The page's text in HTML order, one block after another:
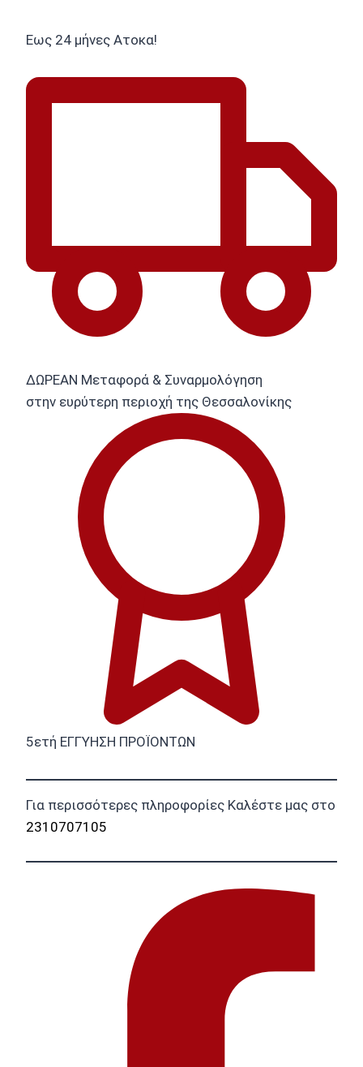
Εως 24 μήνες Ατοκα!
ΔΩΡΕΑΝ Μεταφορά & Συναρμολόγηση
στην ευρύτερη περιοχή της Θεσσαλονίκης
5ετή ΕΓΓΥΗΣΗ ΠΡΟΪΟΝΤΩΝ
Για περισσότερες πληροφορίες Καλέστε μας στο
2310707105